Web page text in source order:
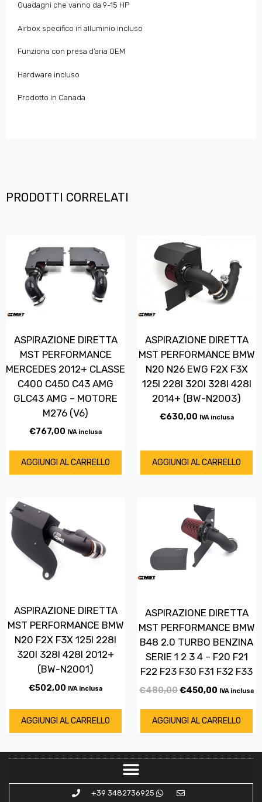
Guadagni che vanno da 9-15 HP
Airbox specifico in alluminio incluso
Funziona con presa d’aria OEM
Hardware incluso
Prodotto in Canada
PRODOTTI CORRELATI
ASPIRAZIONE DIRETTA
MST PERFORMANCE
MERCEDES 2012+ CLASSE
C400 C450 C43 AMG
GLC43 AMG – MOTORE
M276 (V6)
€767,00 IVA inclusa
AGGIUNGI AL CARRELLO
ASPIRAZIONE DIRETTA
MST PERFORMANCE BMW
N20 N26 EWG F2X F3X
125I 228I 320I 328I 428I
2014+ (BW-N2003)
€630,00 IVA inclusa
AGGIUNGI AL CARRELLO
ASPIRAZIONE DIRETTA
MST PERFORMANCE BMW
N20 F2X F3X 125I 228I
320I 328I 428I 2012+
(BW-N2001)
€502,00 IVA inclusa
AGGIUNGI AL CARRELLO
ASPIRAZIONE DIRETTA
MST PERFORMANCE BMW
B48 2.0 TURBO BENZINA
SERIE 1 2 3 4 – F20 F21
F22 F23 F30 F31 F32 F33
€480,00€450,00 IVA inclusa
AGGIUNGI AL CARRELLO
+39 3482736925